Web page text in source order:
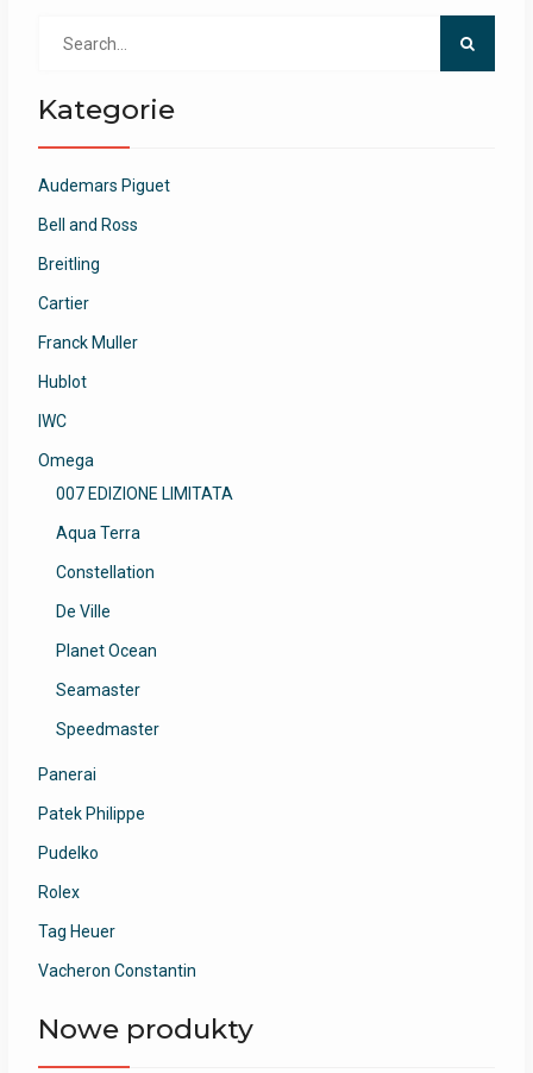
Kategorie
Audemars Piguet
Bell and Ross
Breitling
Cartier
Franck Muller
Hublot
IWC
Omega
007 EDIZIONE LIMITATA
Aqua Terra
Constellation
De Ville
Planet Ocean
Seamaster
Speedmaster
Panerai
Patek Philippe
Pudelko
Rolex
Tag Heuer
Vacheron Constantin
Nowe produkty